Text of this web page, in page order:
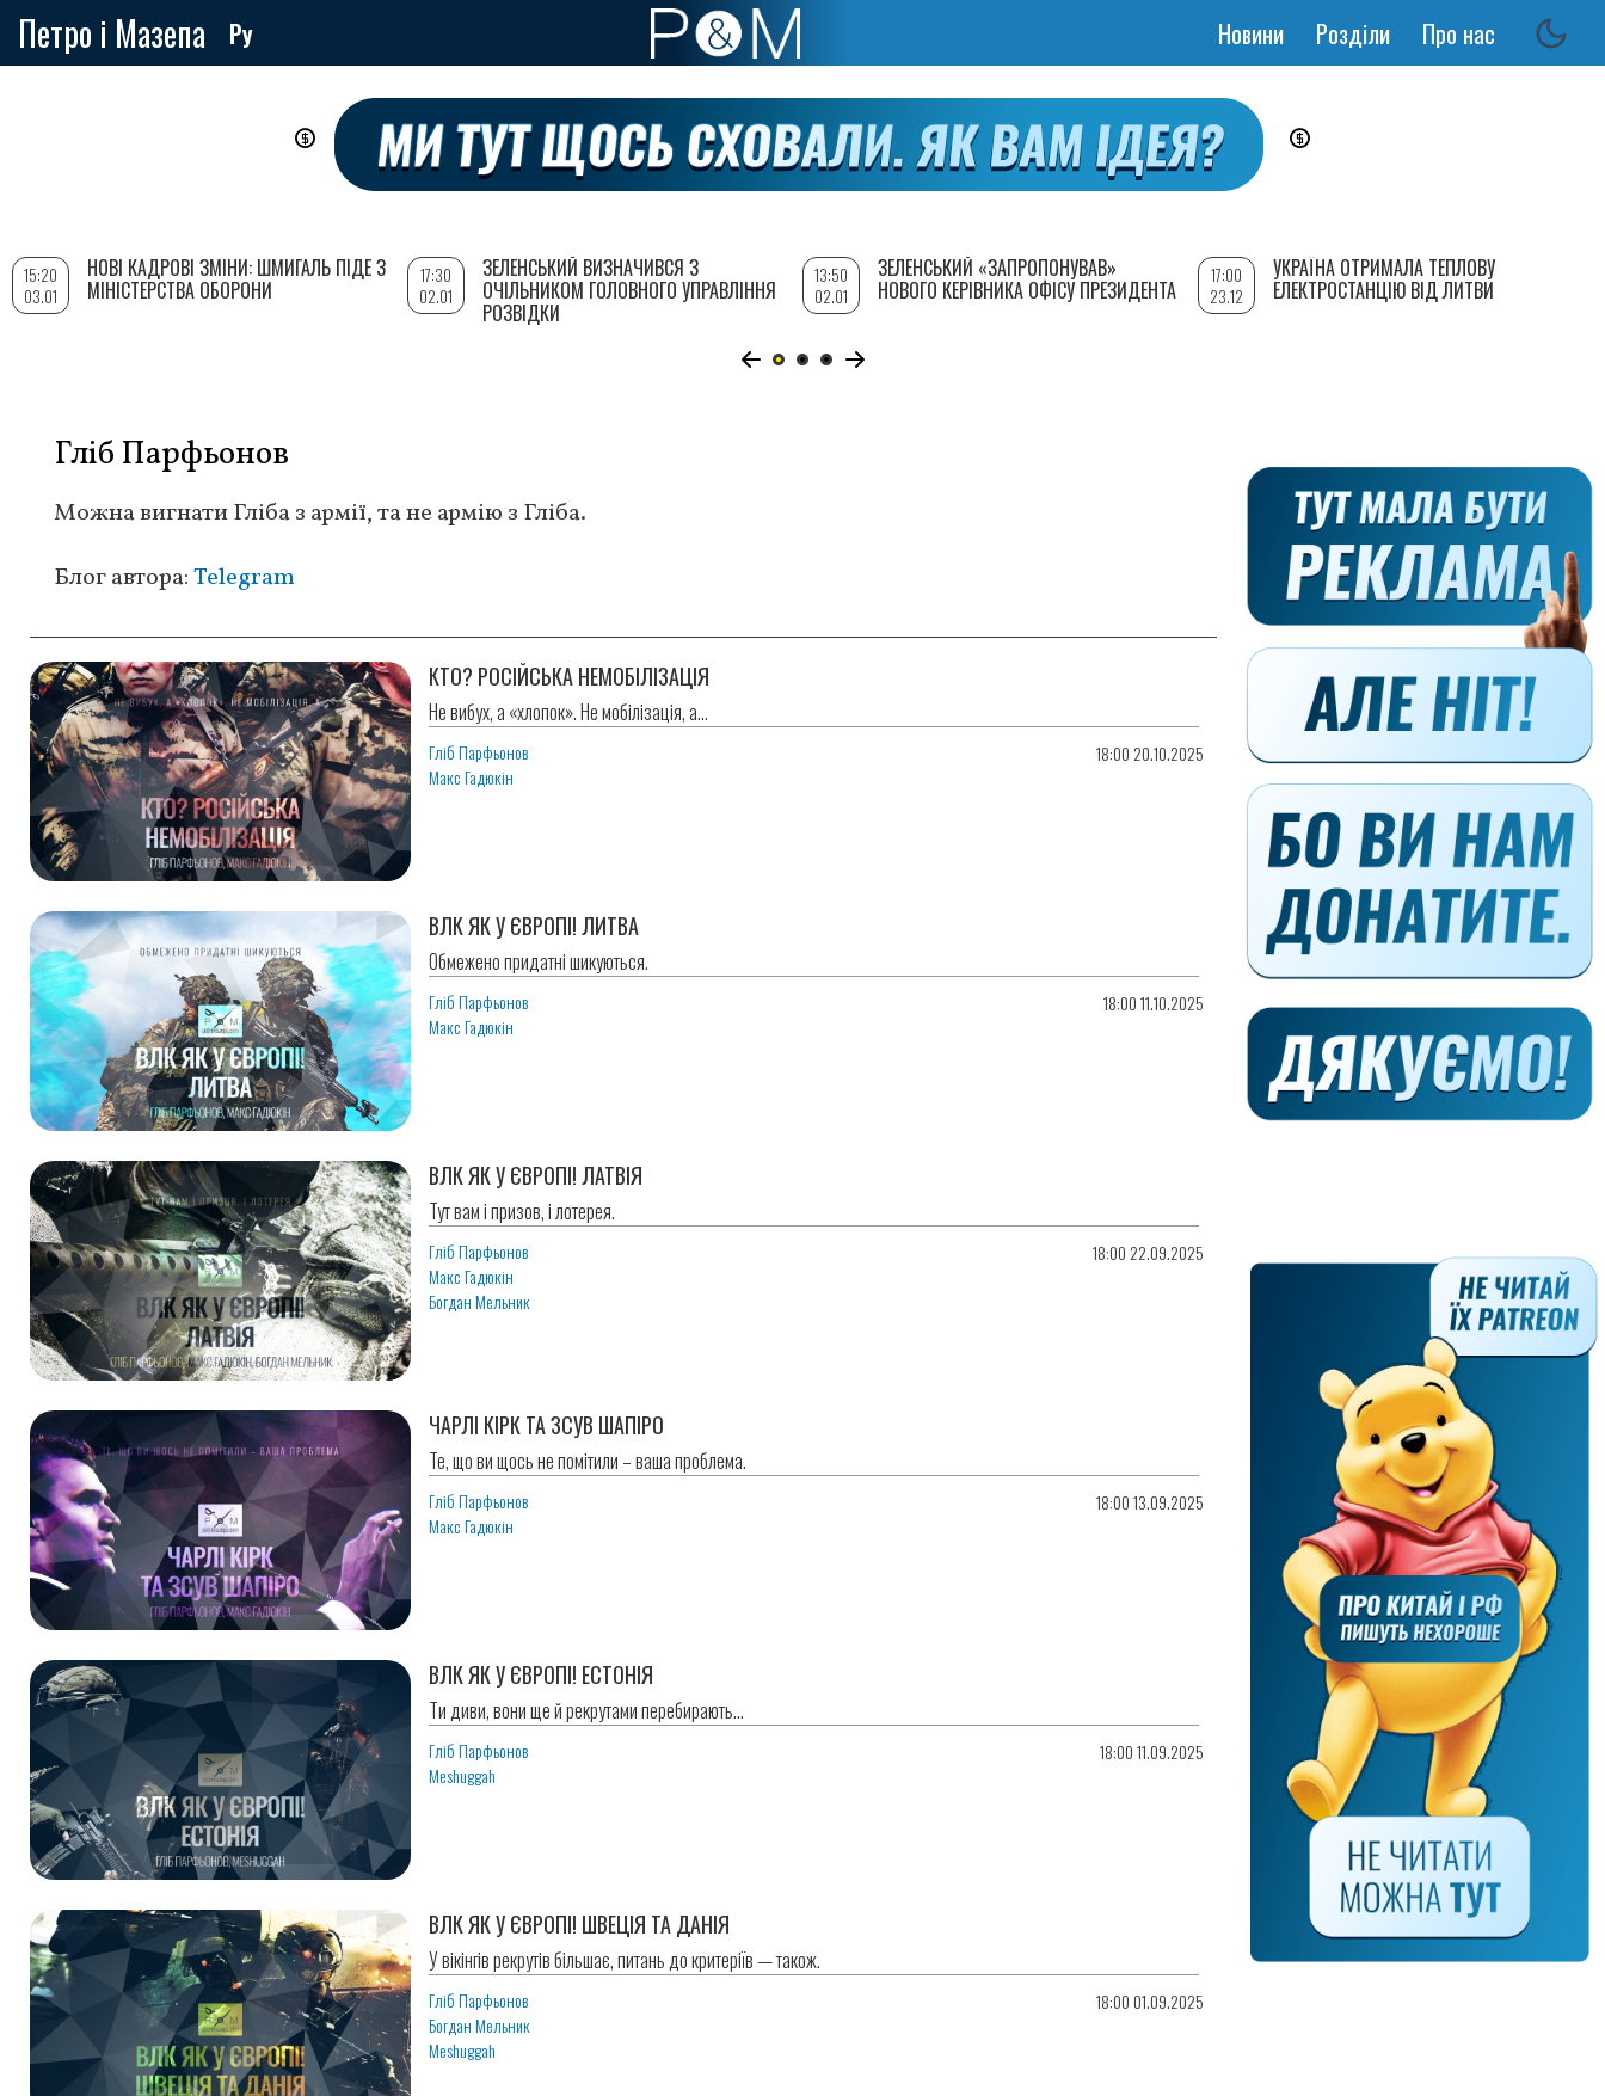
Петро і Мазепа Ру
Основная
Новини Розділи Про нас
Гліб Парфьонов
Можна вигнати Гліба з армії, та не армію з Гліба.
Блог автора:Telegram
КТО? РОСІЙСЬКА НЕМОБІЛІЗАЦІЯ
Не вибух, а «хлопок». Не мобілізація, а…
Гліб Парфьонов
Макс Гадюкін
18:00 20.10.2025
ВЛК ЯК У ЄВРОПІ! ЛИТВА
Обмежено придатні шикуються.
Гліб Парфьонов
Макс Гадюкін
18:00 11.10.2025
ВЛК ЯК У ЄВРОПІ! ЛАТВІЯ
Тут вам і призов, і лотерея.
Гліб Парфьонов
Макс Гадюкін
Богдан Мельник
18:00 22.09.2025
ЧАРЛІ КІРК ТА ЗСУВ ШАПІРО
Те, що ви щось не помітили – ваша проблема.
Гліб Парфьонов
Макс Гадюкін
18:00 13.09.2025
ВЛК ЯК У ЄВРОПІ! ЕСТОНІЯ
Ти диви, вони ще й рекрутами перебирають…
Гліб Парфьонов
Meshuggah
18:00 11.09.2025
ВЛК ЯК У ЄВРОПІ! ШВЕЦІЯ ТА ДАНІЯ
У вікінгів рекрутів більшає, питань до критеріїв — також.
Гліб Парфьонов
Богдан Мельник
Meshuggah
18:00 01.09.2025
15:20
03.01
НОВІ КАДРОВІ ЗМІНИ: ШМИГАЛЬ ПІДЕ З
МІНІСТЕРСТВА ОБОРОНИ
17:30
02.01
ЗЕЛЕНСЬКИЙ ВИЗНАЧИВСЯ З
ОЧІЛЬНИКОМ ГОЛОВНОГО УПРАВЛІННЯ
РОЗВІДКИ
13:50
02.01
ЗЕЛЕНСЬКИЙ «ЗАПРОПОНУВАВ»
НОВОГО КЕРІВНИКА ОФІСУ ПРЕЗИДЕНТА
17:00
23.12
УКРАЇНА ОТРИМАЛА ТЕПЛОВУ
ЕЛЕКТРОСТАНЦІЮ ВІД ЛИТВИ